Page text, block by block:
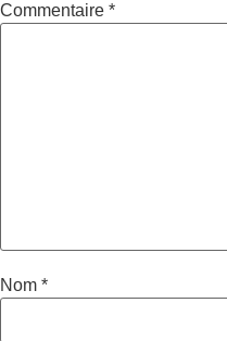
Commentaire *
Nom *